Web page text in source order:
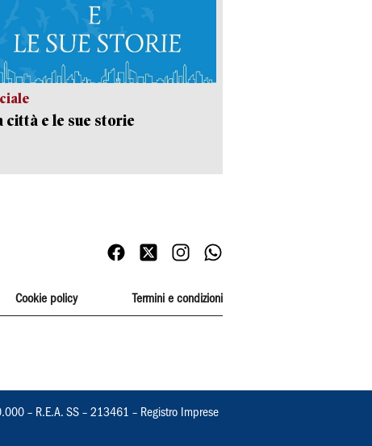
città e le sue storie
Cookie policy Termini e condizioni
– R.E.A. SS – 213461 – Registro Imprese